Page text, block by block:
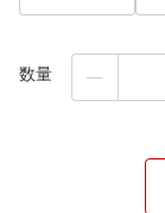
数量